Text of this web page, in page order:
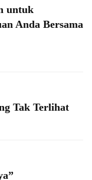
untuk
Anda Bersama
Tak Terlihat